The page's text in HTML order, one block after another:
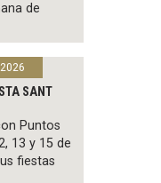
de
SANT
Puntos
13 y 15 de
fiestas